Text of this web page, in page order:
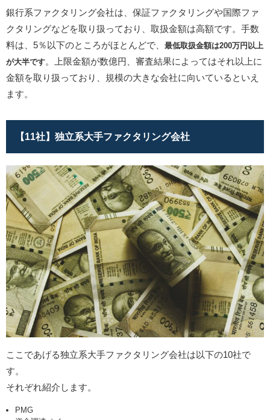
銀行系ファクタリング会社は、保証ファクタリングや国際ファ
クタリングなどを取り扱っており、取扱金額は高額です。手数
料は、5％以下のところがほとんどで、 最低取扱金額は200万円以上
が大半です。上限金額が数億円、審査結果によってはそれ以上に
金額を取り扱っており、規模の大きな会社に向いているといえ
ます。
【11社】独立系大手ファクタリング会社
ここであげる独立系大手ファクタリング会社は以下の10社で
す。
それぞれ紹介します。
PMG